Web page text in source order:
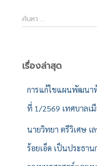
ค้
น
สำ
ค้นหา …
เรื่องล่าสุด
การแก้ไขแผนพัฒนา
ที่ 1/2569 เทศบาลเมื
นายวิทยา ตรีวิเศษ เ
ร้อยเอ็ด เป็นประธา